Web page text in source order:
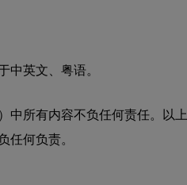
中英文、粤语。
所有内容不负任何责任。以
任何负责。